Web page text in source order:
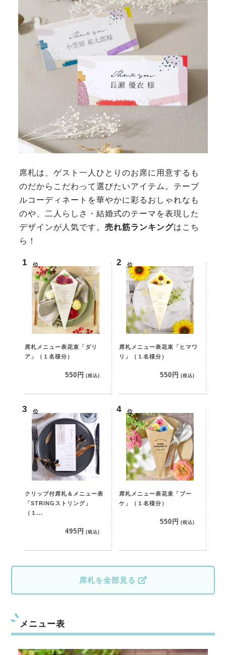
席札は、ゲスト一人ひとりのお席に用意するも
のだからこだわって選びたいアイテム。テーブ
ルコーディネートを華やかに彩るおしゃれなも
のや、二人らしさ・結婚式のテーマを表現した
デザインが人気です。売れ筋ランキングはこち
ら！
位
席札メニュー表花束「ダリ
ア」（１名様分）
550円 (税込)
位
席札メニュー表花束「ヒマワ
リ」（１名様分）
550円 (税込)
位
クリップ付席札＆メニュー表
「STRINGストリング」
（１...
495円 (税込)
位
席札メニュー表花束「ブー
ケ」（１名様分）
550円 (税込)
席札を全部見る
メニュー表